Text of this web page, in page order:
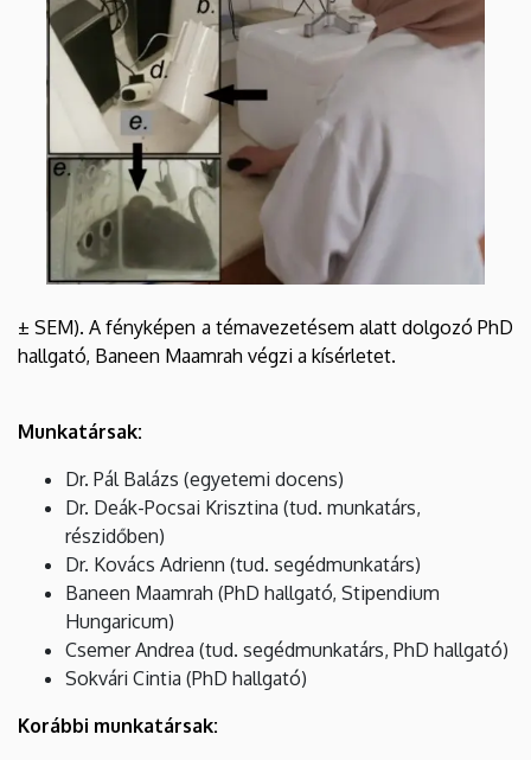
± SEM). A fényképen a témavezetésem alatt dolgozó PhD
hallgató, Baneen Maamrah végzi a kísérletet.
Munkatársak:
Dr. Pál Balázs (egyetemi docens)
Dr. Deák-Pocsai Krisztina (tud. munkatárs,
részidőben)
Dr. Kovács Adrienn (tud. segédmunkatárs)
Baneen Maamrah (PhD hallgató, Stipendium
Hungaricum)
Csemer Andrea (tud. segédmunkatárs, PhD hallgató)
Sokvári Cintia (PhD hallgató)
Korábbi munkatársak: